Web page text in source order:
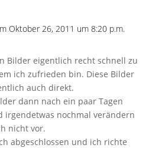
Oktober 26, 2011 um 8:20 p.m.
Bilder eigentlich recht schnell zu
ich zufrieden bin. Diese Bilder
auch direkt.
dann nach ein paar Tagen
irgendetwas nochmal verändern
nicht vor.
abgeschlossen und ich richte